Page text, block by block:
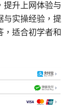
提升上网体验与
与实操经验，提
适合初学者和